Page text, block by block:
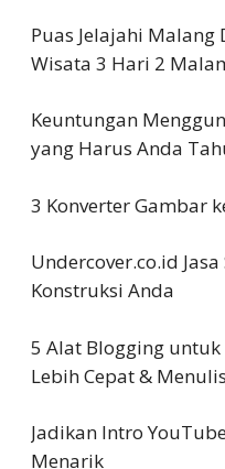
Puas Jelajahi Malang
Wisata 3 Hari 2
Keuntungan
yang Harus Anda
3 Konverter Gambar
Undercover.co.id
Konstruksi Anda
5 Alat Blogging
Lebih Cepat &
Jadikan Intro
Menarik